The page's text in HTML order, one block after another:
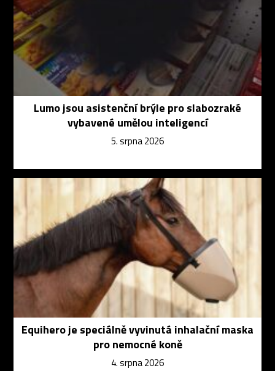
Lumo jsou asistenční brýle pro slabozraké
vybavené umělou inteligencí
5. srpna 2026
Equihero je speciálně vyvinutá inhalační maska
pro nemocné koně
4. srpna 2026